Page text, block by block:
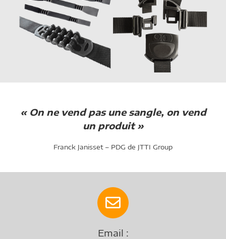
« On ne vend pas une sangle, on vend
un produit »
Franck Janisset – PDG de JTTI Group
Email :